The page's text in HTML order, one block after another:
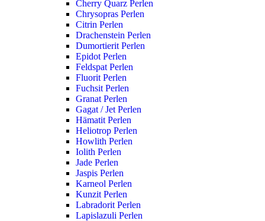
Cherry Quarz Perlen
Chrysopras Perlen
Citrin Perlen
Drachenstein Perlen
Dumortierit Perlen
Epidot Perlen
Feldspat Perlen
Fluorit Perlen
Fuchsit Perlen
Granat Perlen
Gagat / Jet Perlen
Hämatit Perlen
Heliotrop Perlen
Howlith Perlen
Iolith Perlen
Jade Perlen
Jaspis Perlen
Karneol Perlen
Kunzit Perlen
Labradorit Perlen
Lapislazuli Perlen